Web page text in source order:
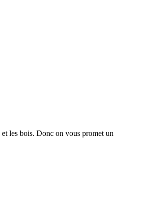
les bois. Donc on vous promet un